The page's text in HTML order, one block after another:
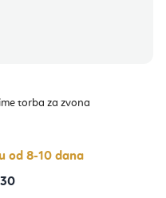
torba za zvona
od 8-10 dana